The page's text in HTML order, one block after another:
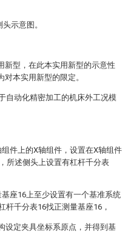
示意图。
新型，在此本实用新型的示意性
本实用新型的限定。
自动化精密加工的机床外工况模
件上的X轴组件，设置在X轴组件
所述侧头上设置有杠杆千分表
座16上至少设置有一个基准系统
杆千分表16找正测量基座16，
设定夹具坐标系原点，并得到基